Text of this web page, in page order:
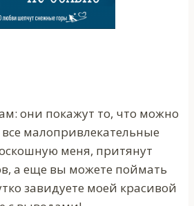
они покажут то, что можно
малопривлекательные
меня, притянут
а еще вы можете поймать
завидуете моей красивой